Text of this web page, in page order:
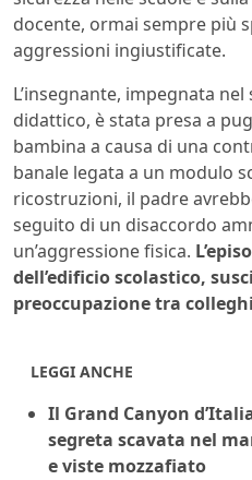
docente, ormai sempre più
aggressioni ingiustificate.
L’insegnante, impegnata
didattico, è stata presa a
bambina a causa di una
banale legata a un modulo
ricostruzioni, il padre
seguito di un disaccordo
un’aggressione fisica.
dell’edificio scolastico,
preoccupazione tra
LEGGI ANCHE
Il Grand Canyon
segreta scavata nel
e viste mozzafiato